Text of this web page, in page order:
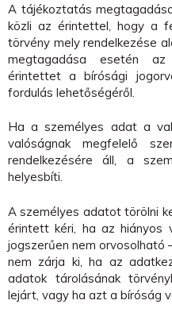
A tájékoztatás
közli az érintettel, hogy a
törvény mely rendelkezése
megtagadása esetén
érintettet a bírósági
fordulás lehetőségéről.
Ha a személyes adat a
valóságnak megfelelő
rendelkezésére áll, a
helyesbíti.
A személyes adatot törölni
érintett kéri, ha az
jogszerűen nem orvosolható
nem zárja ki, ha az
adatok tárolásának
lejárt, vagy ha azt a bíróság